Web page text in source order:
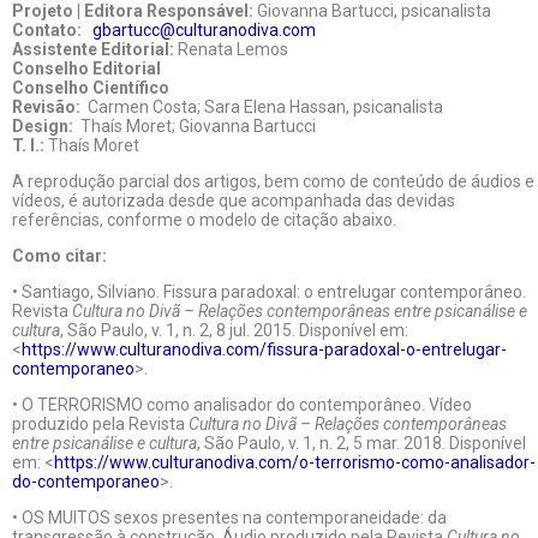
Projeto | Editora Responsável: Giovanna Bartucci, psicanalista
Contato: gbartucc@culturanodiva.com
Assistente Editorial: Renata Lemos
Conselho Editorial
Conselho Científico
Revisão: Carmen Costa; Sara Elena Hassan, psicanalista
Design: Thaís Moret; Giovanna Bartucci
T. I.: Thaís Moret
A reprodução parcial dos artigos, bem como de conteúdo de áudios e
vídeos, é autorizada desde que acompanhada das devidas
referências, conforme o modelo de citação abaixo.
Como citar:
• Santiago, Silviano. Fissura paradoxal: o entrelugar contemporâneo.
Revista Cultura no Divã – Relações contemporâneas entre psicanálise e
cultura, São Paulo, v. 1, n. 2, 8 jul. 2015. Disponível em:
<https://www.culturanodiva.com/fissura-paradoxal-o-entrelugar-
contemporaneo>.
• O TERRORISMO como analisador do contemporâneo. Vídeo
produzido pela Revista Cultura no Divã – Relações contemporâneas
entre psicanálise e cultura, São Paulo, v. 1, n. 2, 5 mar. 2018. Disponível
em: <https://www.culturanodiva.com/o-terrorismo-como-analisador-
do-contemporaneo>.
• OS MUITOS sexos presentes na contemporaneidade: da